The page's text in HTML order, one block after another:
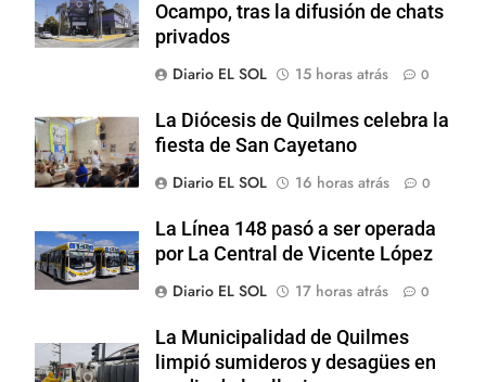
Ocampo, tras la difusión de chats
privados
Diario EL SOL
15 horas atrás 0
La Diócesis de Quilmes celebra la
fiesta de San Cayetano
Diario EL SOL
16 horas atrás 0
La Línea 148 pasó a ser operada
por La Central de Vicente López
Diario EL SOL
17 horas atrás 0
La Municipalidad de Quilmes
limpió sumideros y desagües en